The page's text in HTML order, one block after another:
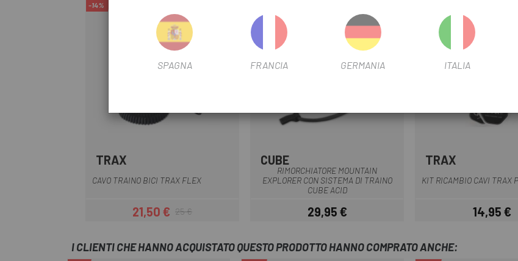
-14%
TRAX
CAVO TRAINO BICI TRAX FLEX
Prezzo
21,50 €Prezzo base
25 €
CUBE
RIMORCHIATORE MOUNTAIN
EXPLORER CON SISTEMA DI TRAINO
CUBE ACID
Prezzo
29,95 €
TRAX
KIT RICAMBIO CAVI TRAX
Prezzo
14,95 €
I CLIENTI CHE HANNO ACQUISTATO QUESTO PRODOTTO HANNO COMPRATO ANCHE:
SPAGNA FRANCIA GERMANIA ITALIA